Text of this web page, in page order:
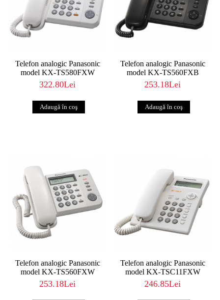
Telefon analogic Panasonic
model KX-TS580FXW
322.80Lei
Telefon analogic Panasonic
model KX-TS560FXB
253.18Lei
Telefon analogic Panasonic
model KX-TS560FXW
253.18Lei
Telefon analogic Panasonic
model KX-TSC11FXW
246.85Lei